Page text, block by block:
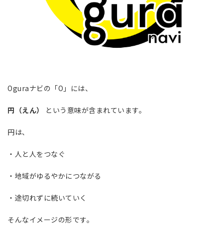
Oguraナビの「O」には、
円（えん） という意味が含まれています。
円は、
・人と人をつなぐ
・地域がゆるやかにつながる
・途切れずに続いていく
そんなイメージの形です。